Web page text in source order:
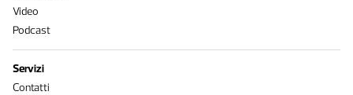
Video
Podcast
Servizi
Contatti